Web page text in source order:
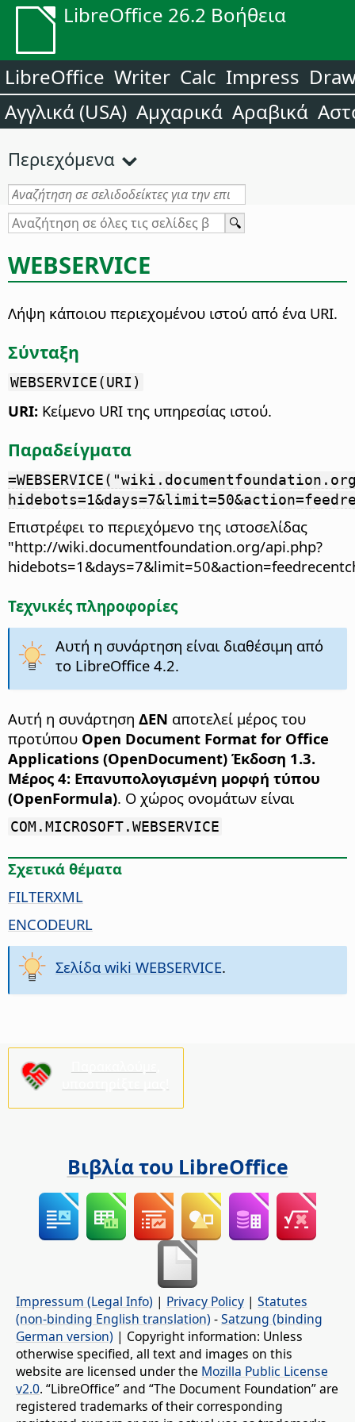
LibreOffice 26.2 Βοήθεια
LibreOffice Writer Calc Impress
Αγγλικά (USA) Αμχαρικά Αραβικά
Περιεχόμενα
WEBSERVICE
Λήψη κάποιου περιεχομένου ιστού από ένα URI.
Σύνταξη
WEBSERVICE(URI)
URI: Κείμενο URI της υπηρεσίας ιστού.
Παραδείγματα
Επιστρέφει το περιεχόμενο της ιστοσελίδας
"http://wiki.documentfoundation.org/api.php?
Τεχνικές πληροφορίες
Αυτή η συνάρτηση είναι διαθέσιμη από
το LibreOffice 4.2.
Αυτή η συνάρτηση ΔΕΝ αποτελεί μέρος του
προτύπου Open Document Format for Office
Applications (OpenDocument) Έκδοση 1.3.
Μέρος 4: Επανυπολογισμένη μορφή τύπου
(OpenFormula). Ο χώρος ονομάτων είναι
COM.MICROSOFT.WEBSERVICE
Σχετικά θέματα
FILTERXML
ENCODEURL
Σελίδα wiki WEBSERVICE.
Βιβλία του LibreOffice
Impressum (Legal Info) | Privacy Policy | Statutes
(non-binding English translation) -Satzung (binding
German version) | Copyright information: Unless
otherwise specified, all text and images on this
website are licensed under the Mozilla Public License
v2.0. “LibreOffice” and “The Document Foundation” are
registered trademarks of their corresponding